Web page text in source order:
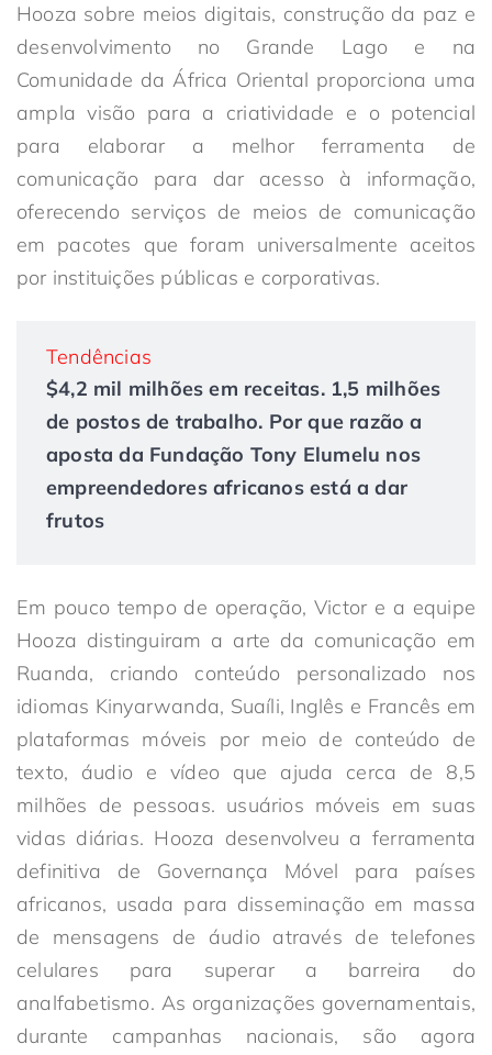
Hooza sobre meios digitais, construção da paz e
desenvolvimento no Grande Lago e na
Comunidade da África Oriental proporciona uma
ampla visão para a criatividade e o potencial
para elaborar a melhor ferramenta de
comunicação para dar acesso à informação,
oferecendo serviços de meios de comunicação
em pacotes que foram universalmente aceitos
por instituições públicas e corporativas.
Tendências
$4,2 mil milhões em receitas. 1,5 milhões
de postos de trabalho. Por que razão a
aposta da Fundação Tony Elumelu nos
empreendedores africanos está a dar
frutos
Em pouco tempo de operação, Victor e a equipe
Hooza distinguiram a arte da comunicação em
Ruanda, criando conteúdo personalizado nos
idiomas Kinyarwanda, Suaíli, Inglês e Francês em
plataformas móveis por meio de conteúdo de
texto, áudio e vídeo que ajuda cerca de 8,5
milhões de pessoas. usuários móveis em suas
vidas diárias. Hooza desenvolveu a ferramenta
definitiva de Governança Móvel para países
africanos, usada para disseminação em massa
de mensagens de áudio através de telefones
celulares para superar a barreira do
analfabetismo. As organizações governamentais,
durante campanhas nacionais, são agora